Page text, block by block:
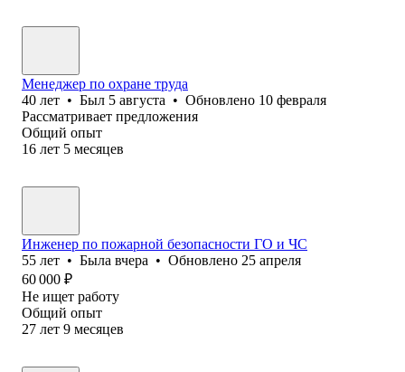
Менеджер по охране труда
40 лет • Был 5 августа • Обновлено 10 февраля
Рассматривает предложения
Общий опыт
16 лет 5 месяцев
Инженер по пожарной безопасности ГО и ЧС
55 лет • Была вчера • Обновлено 25 апреля
60 000 ₽
Не ищет работу
Общий опыт
27 лет 9 месяцев